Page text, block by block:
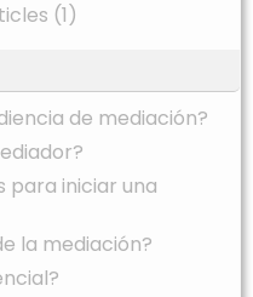
(1)
de mediación?
para iniciar una
la mediación?